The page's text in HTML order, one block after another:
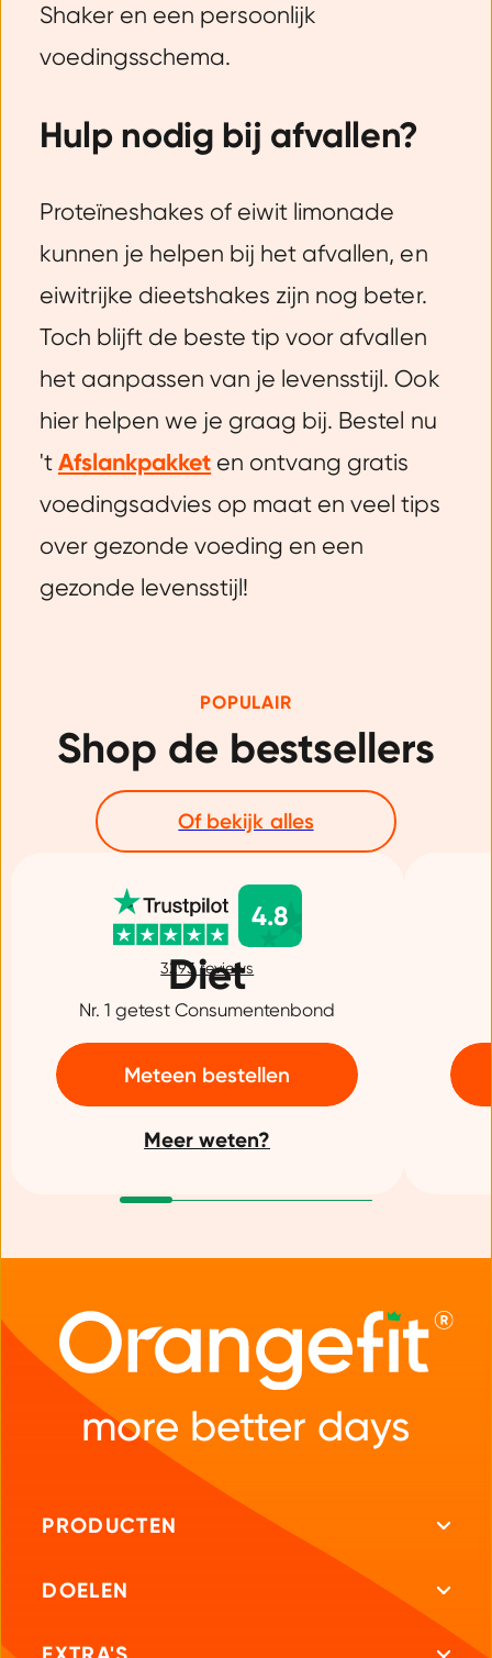
Shaker en een persoonlijk
voedingsschema.
Hulp nodig bij afvallen?
Proteïneshakes of eiwit limonade
kunnen je helpen bij het afvallen, en
eiwitrijke dieetshakes zijn nog beter.
Toch blijft de beste tip voor afvallen
het aanpassen van je levensstijl. Ook
hier helpen we je graag bij. Bestel nu
't Afslankpakket en ontvang gratis
voedingsadvies op maat en veel tips
over gezonde voeding en een
gezonde levensstijl!
POPULAIR
Shop de bestsellers
Of bekijk alles
4.8
3293 reviews
Diet
Nr. 1 getest Consumentenbond
Meteen bestellen
Meer weten?
more better days
PRODUCTEN
DOELEN